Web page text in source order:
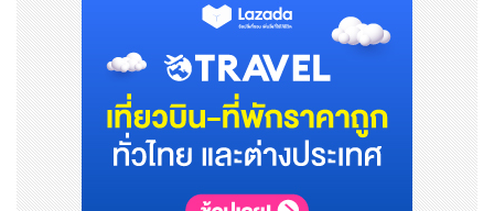
ซึ่งจะช่วยเพิ่มความรวดเร็วและความโปร่งใสในการชำระเงินข้
ามพรมแดน
ขณะเดียวกัน ธนาคาร Bank of China สาขาจาการ์ตา ได้ให้
บริการชำระเงินด้วยสกุลเงินท้องถิ่น ภายใต้โครงการของ AS
PI ซึ่งถือเป็นตัวอย่างที่สะท้อนให้เห็นว่าผู้มีส่วนเกี่ยวข้องแต่ล
ะฝ่ายมีบทบาทสำคัญในการทำให้การชำระเงินระหว่างประเทศ